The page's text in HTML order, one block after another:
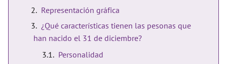
Representación gráfica
¿Qué características tienen las pesonas que
han nacido el 31 de diciembre?
Personalidad